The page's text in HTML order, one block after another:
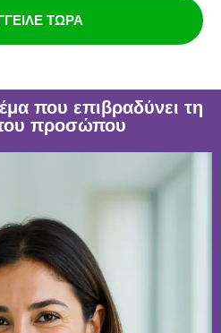
ΤΩΡΑ
που επιβραδύνει τη
προσώπου